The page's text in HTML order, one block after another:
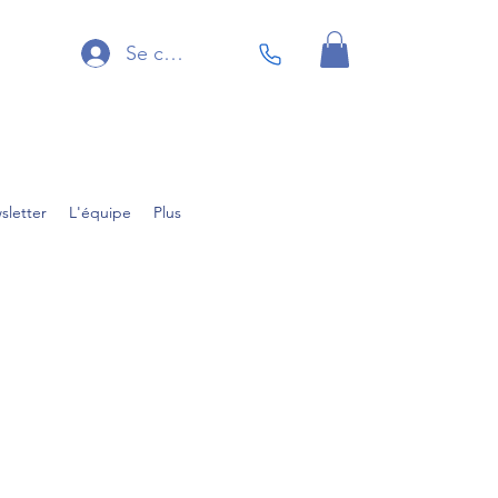
Se connecter
L'équipe Plus